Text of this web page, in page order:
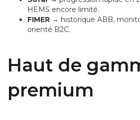
HEMS encore limité.
FIMER → historique ABB,
orienté B2C.
Haut de
premium